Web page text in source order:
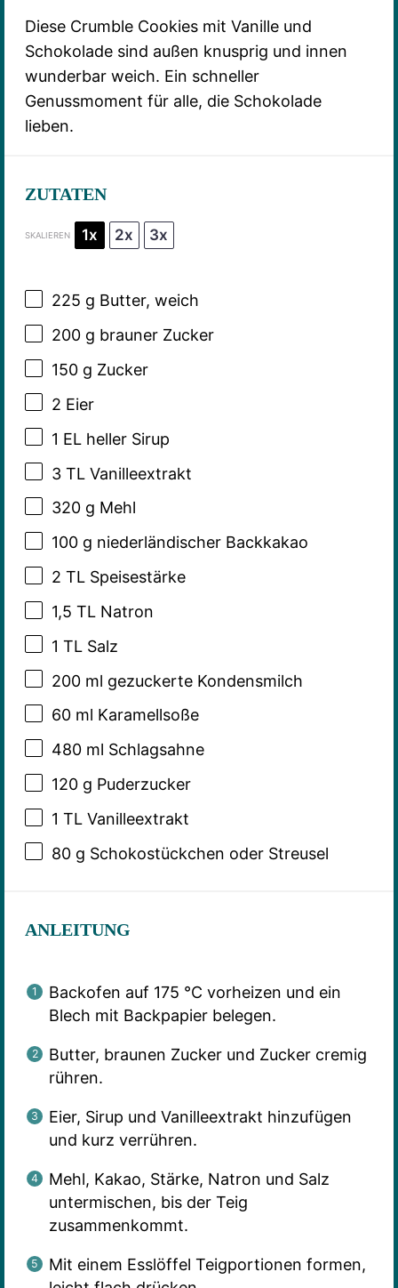
Diese Crumble Cookies mit Vanille und
Schokolade sind außen knusprig und innen
wunderbar weich. Ein schneller
Genussmoment für alle, die Schokolade
lieben.
ZUTATEN
SKALIEREN 1x 2x 3x
225 g Butter, weich
200 g brauner Zucker
150 g Zucker
2 Eier
1 EL heller Sirup
3TL Vanilleextrakt
320 g Mehl
100 g niederländischer Backkakao
2 TL Speisestärke
1,5 TL Natron
1 TL Salz
200ml gezuckerte Kondensmilch
60ml Karamellsoße
480ml Schlagsahne
120 g Puderzucker
1 TL Vanilleextrakt
80 g Schokostückchen oder Streusel
ANLEITUNG
Backofen auf 175 °C vorheizen und ein
Blech mit Backpapier belegen.
Butter, braunen Zucker und Zucker cremig
rühren.
Eier, Sirup und Vanilleextrakt hinzufügen
und kurz verrühren.
Mehl, Kakao, Stärke, Natron und Salz
untermischen, bis der Teig
zusammenkommt.
Mit einem Esslöffel Teigportionen formen,